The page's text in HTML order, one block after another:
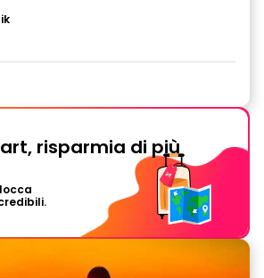
risparmia di più